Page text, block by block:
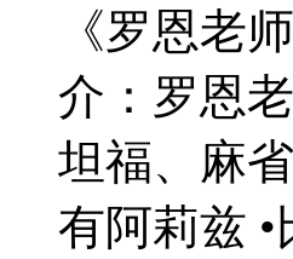
《罗恩老
介：罗恩
坦福、麻
有阿莉兹